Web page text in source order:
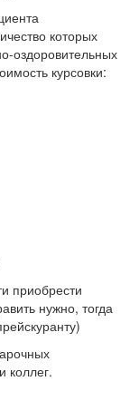
которых
оздоровительных
курсовки:
приобрести
нужно, тогда
коллег.